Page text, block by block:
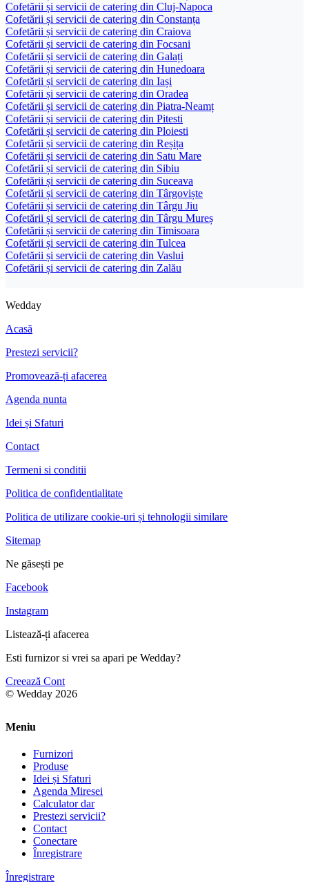
Cofetării și servicii de catering din Cluj-Napoca
Cofetării și servicii de catering din Constanța
Cofetării și servicii de catering din Craiova
Cofetării și servicii de catering din Focsani
Cofetării și servicii de catering din Galați
Cofetării și servicii de catering din Hunedoara
Cofetării și servicii de catering din Iași
Cofetării și servicii de catering din Oradea
Cofetării și servicii de catering din Piatra-Neamț
Cofetării și servicii de catering din Pitesti
Cofetării și servicii de catering din Ploiesti
Cofetării și servicii de catering din Reșița
Cofetării și servicii de catering din Satu Mare
Cofetării și servicii de catering din Sibiu
Cofetării și servicii de catering din Suceava
Cofetării și servicii de catering din Târgoviște
Cofetării și servicii de catering din Târgu Jiu
Cofetării și servicii de catering din Târgu Mureș
Cofetării și servicii de catering din Timisoara
Cofetării și servicii de catering din Tulcea
Cofetării și servicii de catering din Vaslui
Cofetării și servicii de catering din Zalău
Wedday
Acasă
Prestezi servicii?
Promovează-ți afacerea
Agenda nunta
Idei și Sfaturi
Contact
Termeni si conditii
Politica de confidentialitate
Politica de utilizare cookie-uri și tehnologii similare
Sitemap
Ne găsești pe
Facebook
Instagram
Listează-ți afacerea
Esti furnizor si vrei sa apari pe Wedday?
Creează Cont
© Wedday 2026
Meniu
Furnizori
Produse
Idei și Sfaturi
Agenda Miresei
Calculator dar
Prestezi servicii?
Contact
Conectare
Înregistrare
Înregistrare